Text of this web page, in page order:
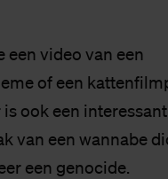
een video van een
of een
ook een
van een wannabe
een genocide.